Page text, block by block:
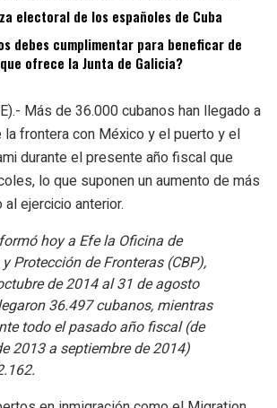
electoral de los españoles de Cuba
debes cumplimentar para beneficar de
ofrece la Junta de Galicia?
Más de 36.000 cubanos han llegado a
la frontera con México y el puerto y el
durante el presente año fiscal que
lo que suponen un aumento de más
ejercicio anterior.
hoy a Efe la Oficina de
Protección de Fronteras (CBP),
de 2014 al 31 de agosto
36.497 cubanos, mientras
todo el pasado año fiscal (de
2013 a septiembre de 2014)